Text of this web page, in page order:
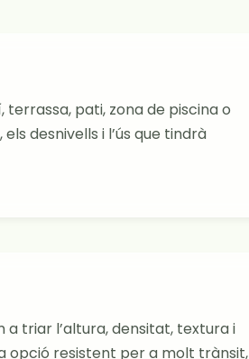
terrassa, pati, zona de piscina o
desnivells i l’ús que tindrà
a triar l’altura, densitat, textura i
opció resistent per a molt trànsit,